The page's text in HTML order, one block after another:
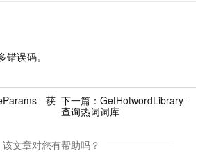
错误码。
- 获 下一篇： GetHotwordLibrary -
查询热词词库
该文章对您有帮助吗？